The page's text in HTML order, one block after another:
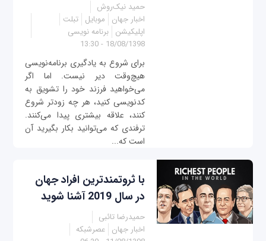
حمید نیک‌روش
اخبار جهان
موبایل تبلت
اپلیکیشن برنامه نویسی
18/08/1398 - 13:30
برای شروع به یادگیری برنامه‌نویسی
هیچ‌وقت دیر نیست. اما اگر
می‌خواهید فرزند خود را تشویق به
کدنویسی کنید، هر چه زودتر شروع
کنند، علاقه بیشتری پیدا می‌کنند.
ترفندی که می‌توانید بکار بگیرید آن
است که...
با ثروتمندترین افراد جهان
در سال 2019 آشنا شوید
حمیدرضا تائبی
اخبار جهان عصرشبکه